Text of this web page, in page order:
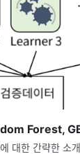
Forest,
대한 간략한 소